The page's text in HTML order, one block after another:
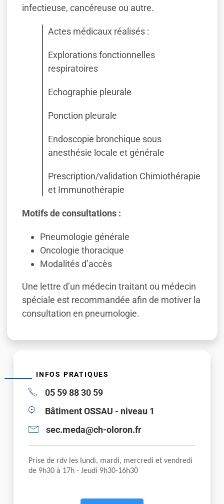
infectieuse, cancéreuse ou autre.
Actes médicaux réalisés :
Explorations fonctionnelles
respiratoires
Echographie pleurale
Ponction pleurale
Endoscopie bronchique sous
anesthésie locale et générale
Prescription/validation Chimiothérapie
et Immunothérapie
Motifs de consultations :
Pneumologie générale
Oncologie thoracique
Modalités d’accès
Une lettre d’un médecin traitant ou médecin
spéciale est recommandée afin de motiver la
consultation en pneumologie.
INFOS PRATIQUES
05 59 88 30 59
Bâtiment OSSAU - niveau 1
sec.meda@ch-oloron.fr
Prise de rdv les lundi, mardi, mercredi et vendredi
de 9h30 à 17h - Jeudi 9h30-16h30